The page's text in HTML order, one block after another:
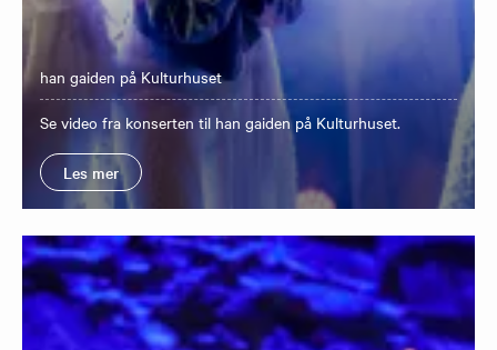
han gaiden på Kulturhuset
Se video fra konserten til han gaiden på Kulturhuset.
Les mer